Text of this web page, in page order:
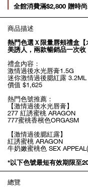
全館消費滿$2,800 贈時
商品描述
熱門色選Ｘ限量唇頰禮盒
美誘人，兩款暢銷品一次收
禮盒內容：
激情過後水光唇膏1.5G
迷你激情過後腮紅露 3.2ML
價值 $1,625
熱門色號推薦：
【激情過後水光唇膏】
277 紅誘蜜桃 ARAGON
777蜜桃香檳色ORGASM
【激情過後腮紅露】
紅誘蜜桃 ARAGON
牛奶嫩蜜桃色 SEX
*以下色號最短有效期限至
總覽